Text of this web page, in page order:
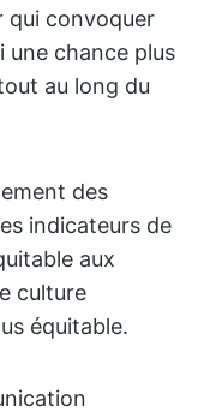
qui convoquer
une chance plus
au long du
des
indicateurs de
aux
culture
équitable.